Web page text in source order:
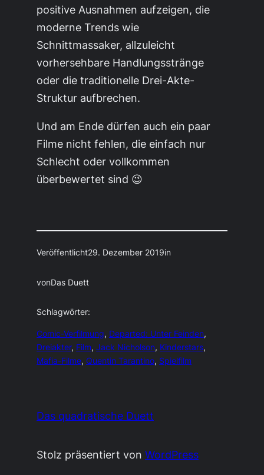
positive Ausnahmen aufzeigen, die
moderne Trends wie
Schnittmassaker, allzuleicht
vorhersehbare Handlungsstränge
oder die traditionelle Drei-Akte-
Struktur aufbrechen.
Und am Ende dürfen auch ein paar
Filme nicht fehlen, die einfach nur
Schlecht oder vollkommen
überbewertet sind 😉
Veröffentlicht29. Dezember 2019in
vonDas Duett
Schlagwörter:
Comic-Verfilmung, Departed: Unter Feinden
Dreiakter, Film, Jack Nicholson, Kinderstars
Mafia-Filme, Quentin Tarantino, Spielfilm
Das quadratische Duett
Stolz präsentiert vonWordPress